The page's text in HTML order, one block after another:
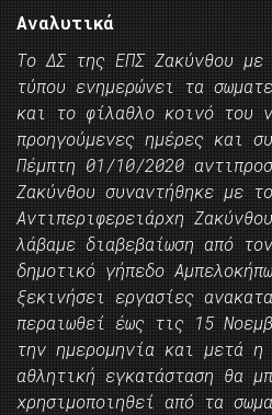
Αναλυτικά
Το ΔΣ της ΕΠΣ Ζακύνθου με
τύπου ενημερώνει τα
και το φίλαθλο κοινό του
προηγούμενες ημέρες και
Πέμπτη 01/10/2020
Ζακύνθου συναντήθηκε με
Αντιπεριφερειάρχη
λάβαμε διαβεβαίωση από
δημοτικό γήπεδο
ξεκινήσει εργασίες
περαιωθεί έως τις 15
την ημερομηνία και μετά η
αθλητική εγκατάσταση θα
χρησιμοποιηθεί από τα